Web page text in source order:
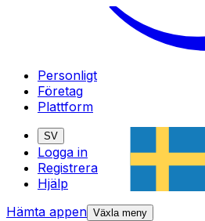
Personligt
Företag
Plattform
SV
Logga in
Registrera
Hjälp
Hämta appen Växla meny